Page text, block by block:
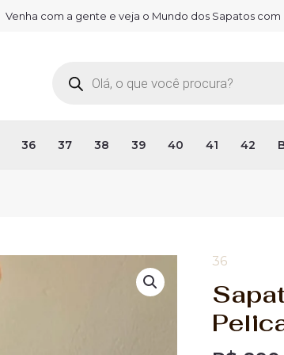
Venha com a gente e veja o Mundo dos Sapatos com
36 37 38 39 40 41 42
36
Sapato
Fiorella
Plataforma
36